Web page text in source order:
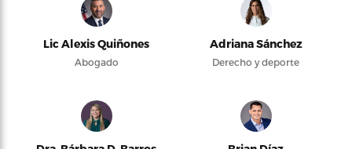
Lic Alexis Quiñones
Abogado
Adriana Sánchez
Derecho y deporte